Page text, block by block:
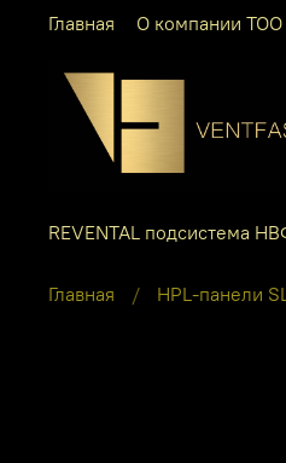
Главная О компании ТОО
REVENTAL подсистема
Главная HPL-панели